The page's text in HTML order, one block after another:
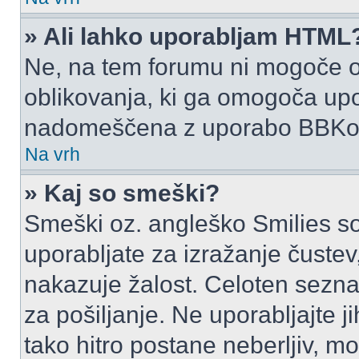
» Ali lahko uporabljam
Ne, na tem forumu ni mogoče
oblikovanja, ki ga omogoča
nadomeščena z uporabo
Na vrh
» Kaj so smeški?
Smeški oz. angleško Smilies
uporabljate za izražanje
nakazuje žalost. Celoten
za pošiljanje. Ne uporabljajte
tako hitro postane neberljiv,